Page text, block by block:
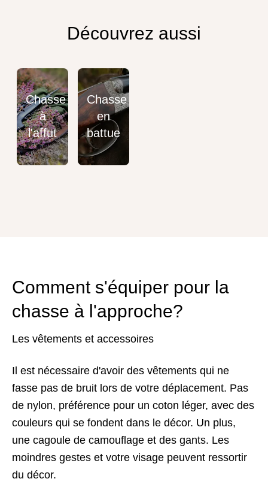
Découvrez aussi
Chasse
à
l'affut
Chasse
en
battue
Comment s'équiper pour la
chasse à l'approche?
Les vêtements et accessoires
Il est nécessaire d'avoir des vêtements qui ne
fasse pas de bruit lors de votre déplacement. Pas
de nylon, préférence pour un coton léger, avec des
couleurs qui se fondent dans le décor. Un plus,
une cagoule de camouflage et des gants. Les
moindres gestes et votre visage peuvent ressortir
du décor.